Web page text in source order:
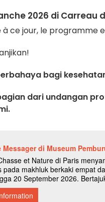
2026 di Carreau
ce jour, le programme
bagi
dari undangan